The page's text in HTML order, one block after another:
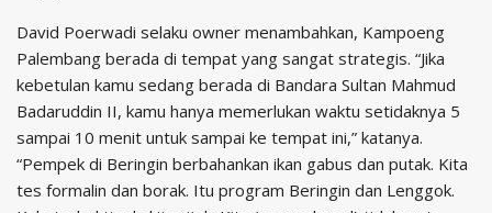
David Poerwadi selaku owner menambahkan, Kampoeng
Palembang berada di tempat yang sangat strategis. “Jika
kebetulan kamu sedang berada di Bandara Sultan Mahmud
Badaruddin II, kamu hanya memerlukan waktu setidaknya 5
sampai 10 menit untuk sampai ke tempat ini,” katanya.
“Pempek di Beringin berbahankan ikan gabus dan putak. Kita
tes formalin dan borak. Itu program Beringin dan Lenggok.